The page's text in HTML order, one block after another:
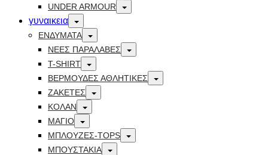
UNDER ARMOUR Toggle
γυναικεια Toggle
ΕΝΔΥΜΑΤΑ Toggle
ΝΕΕΣ ΠΑΡΑΛΑΒΕΣ Toggle
T-SHIRT Toggle
ΒΕΡΜΟΥΔΕΣ ΑΘΛΗΤΙΚΕΣ Toggle
ΖΑΚΕΤΕΣ Toggle
ΚΟΛΑΝ Toggle
ΜΑΓΙΟ Toggle
ΜΠΛΟΥΖΕΣ-TOPS Toggle
ΜΠΟΥΣΤΑΚΙΑ Toggle